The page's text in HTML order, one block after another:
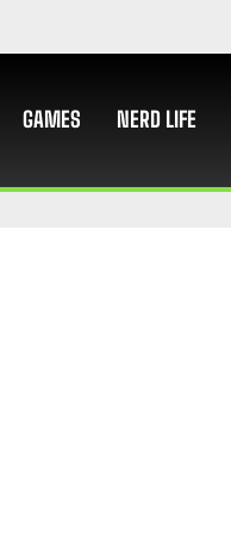
GAMES NERD LIFE